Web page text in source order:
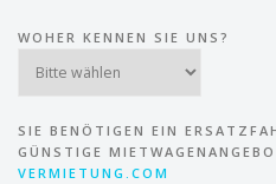
WOHER KENNEN SIE UNS?
SIE BENÖTIGEN EIN
GÜNSTIGE
VERMIETUNG.COM